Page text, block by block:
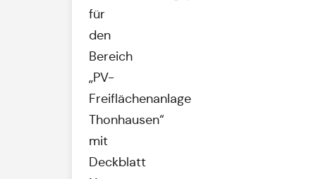
für
den
Bereich
„PV-
Freiflächenanlage
Thonhausen“
mit
Deckblatt